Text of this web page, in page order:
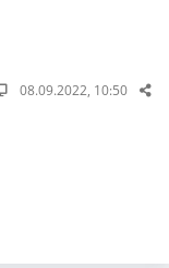
08.09.2022, 10:50